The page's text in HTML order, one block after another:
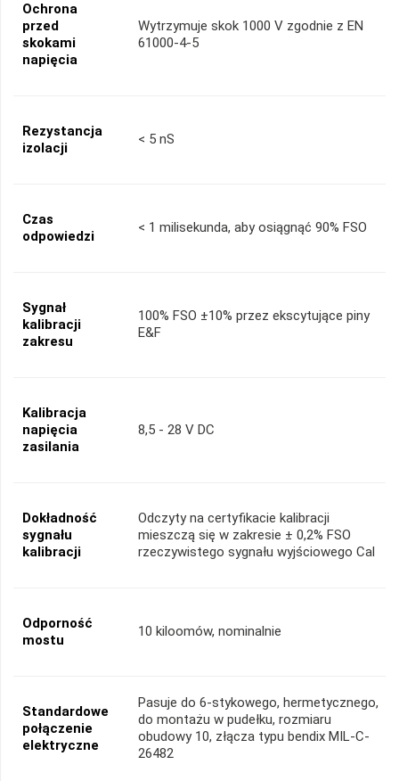
Ochrona
przed
skokami
napięcia
Wytrzymuje skok 1000 V zgodnie z EN
61000-4-5
Rezystancja
izolacji
< 5 nS
Czas
odpowiedzi
< 1 milisekunda, aby osiągnąć 90% FSO
Sygnał
kalibracji
zakresu
100% FSO ±10% przez ekscytujące piny
E&F
Kalibracja
napięcia
zasilania
8,5 - 28 V DC
Dokładność
sygnału
kalibracji
Odczyty na certyfikacie kalibracji
mieszczą się w zakresie ± 0,2% FSO
rzeczywistego sygnału wyjściowego Cal
Odporność
mostu
10 kiloomów, nominalnie
Standardowe
połączenie
elektryczne
Pasuje do 6-stykowego, hermetycznego,
do montażu w pudełku, rozmiaru
obudowy 10, złącza typu bendix MIL-C-
26482